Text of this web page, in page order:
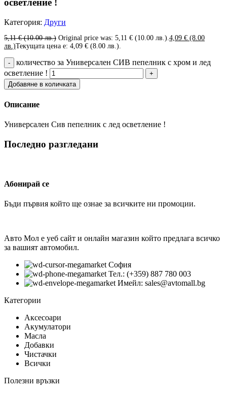
осветление !
Категория: Други
5,11€ (10.00 лв.) Original price was: 5,11 € (10.00 лв.). 4,09 € (8.00
лв.)Текущата цена е: 4,09 € (8.00 лв.).
количество за Универсален СИВ пепелник с хром и лед
осветление !
Добавяне в количката
Описание
Универсален Сив пепелник с лед осветление !
Последно разгледани
Абонирай се
Бъди първия който ще ознае за всичките ни промоции.
Авто Мол е уеб сайт и онлайн магазин който предлага всичко
за вашият автомобил.
София
Тел.: (+359) 887 780 003
Имейл: sales@avtomall.bg
Категории
Аксесоари
Акумулатори
Масла
Добавки
Чистачки
Всички
Полезни връзки